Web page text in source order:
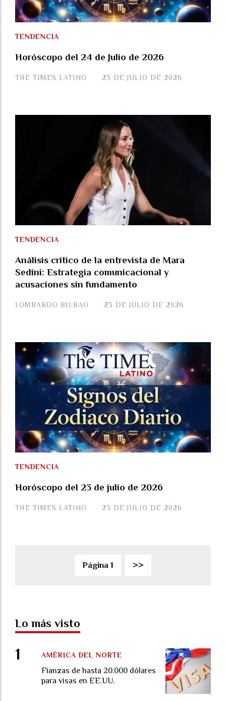
Horóscopo del 24 de Julio de 2026
THE TIMES LATINO
TENDENCIA
23 DE JULIO DE 2026
Análisis crítico de la entrevista de Mara
Sedini: Estrategia comunicacional y
acusaciones sin fundamento
LOMBARDO BILBAO
TENDENCIA
23 DE JULIO DE 2026
Horóscopo del 23 de julio de 2026
THE TIMES LATINO
TENDENCIA
23 DE JULIO DE 2026
Página 1 >>
Lo más visto
Fianzas de hasta 20.000 dólares
para visas en EE.UU.
AMÉRICA DEL NORTE